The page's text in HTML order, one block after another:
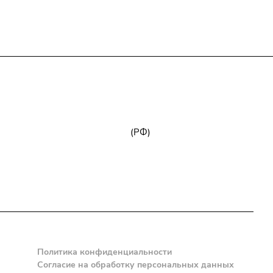
(РФ)
Политика конфиденциальности
Согласие на обработку персональных данных